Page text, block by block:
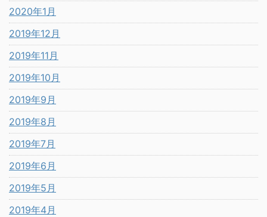
2020年1月
2019年12月
2019年11月
2019年10月
2019年9月
2019年8月
2019年7月
2019年6月
2019年5月
2019年4月